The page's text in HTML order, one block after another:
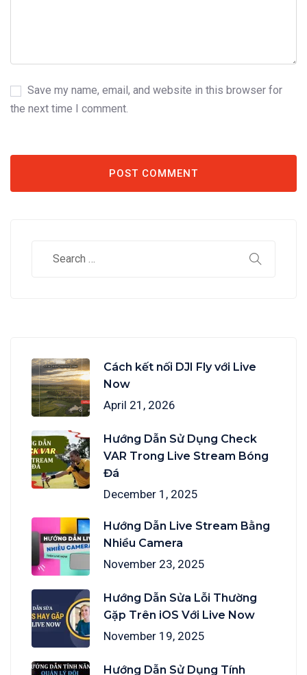
Save my name, email, and website in this browser for
the next time I comment.
Cách kết nối DJI Fly với Live
Now
April 21, 2026
Hướng Dẫn Sử Dụng Check
VAR Trong Live Stream Bóng
Đá
December 1, 2025
Hướng Dẫn Live Stream Bằng
Nhiều Camera
November 23, 2025
Hướng Dẫn Sửa Lỗi Thường
Gặp Trên iOS Với Live Now
November 19, 2025
Hướng Dẫn Sử Dụng Tính